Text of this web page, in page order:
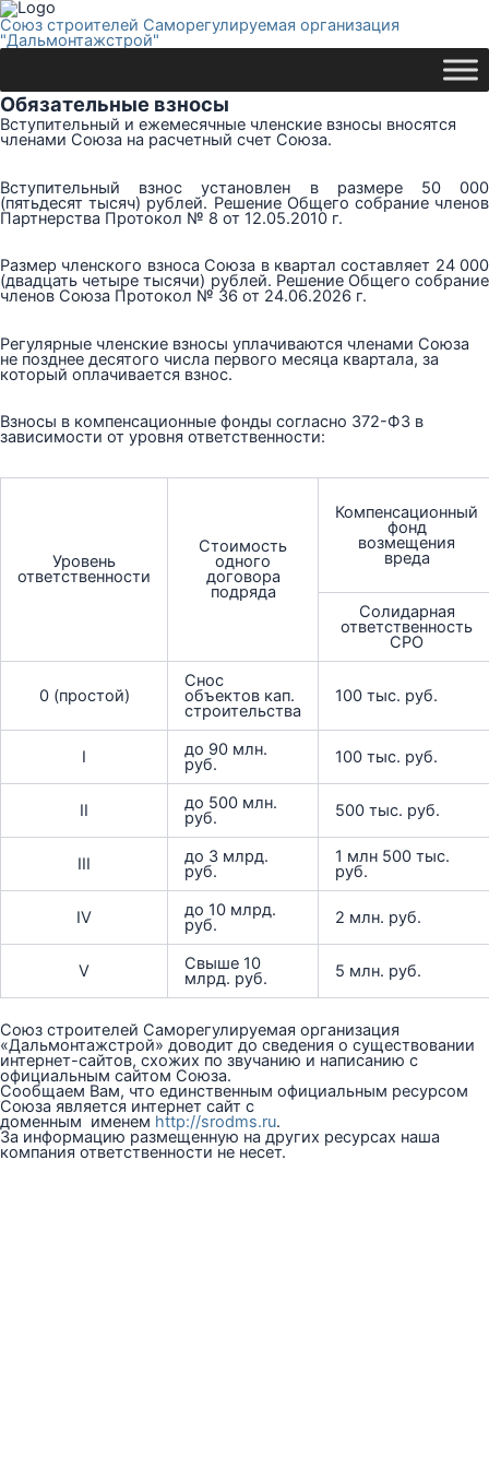
Союз строителей Саморегулируемая организация
"Дальмонтажстрой"
Обязательные взносы
Вступительный и ежемесячные членские взносы вносятся
членами Союза на расчетный счет Союза.
Вступительный взнос установлен в размере 50 000
(пятьдесят тысяч) рублей. Решение Общего собрание членов
Партнерства Протокол № 8 от 12.05.2010 г.
Размер членского взноса Союза в квартал составляет 24 000
(двадцать четыре тысячи) рублей. Решение Общего собрание
членов Союза Протокол № 36 от 24.06.2026 г.
Регулярные членские взносы уплачиваются членами Союза
не позднее десятого числа первого месяца квартала, за
который оплачивается взнос.
Взносы в компенсационные фонды согласно 372-ФЗ в
зависимости от уровня ответственности:
Уровень
ответственности
Стоимость
одного
договора
подряда
Компенсационный
фонд
возмещения
вреда
Солидарная
ответственность
СРО
0 (простой)
Снос
объектов кап.
строительства
100 тыс. руб.
I до 90 млн.
руб. 100 тыс. руб.
II до 500 млн.
руб. 500 тыс. руб.
III до 3 млрд.
руб.
1 млн 500 тыс.
руб.
IV до 10 млрд.
руб. 2 млн. руб.
V Свыше 10
млрд. руб. 5 млн. руб.
Союз строителей Саморегулируемая организация
«Дальмонтажстрой» доводит до сведения о существовании
интернет-сайтов, схожих по звучанию и написанию с
официальным сайтом Союза.
Сообщаем Вам, что единственным официальным ресурсом
Союза является интернет сайт с
доменным именем http://srodms.ru.
За информацию размещенную на других ресурсах наша
компания ответственности не несет.